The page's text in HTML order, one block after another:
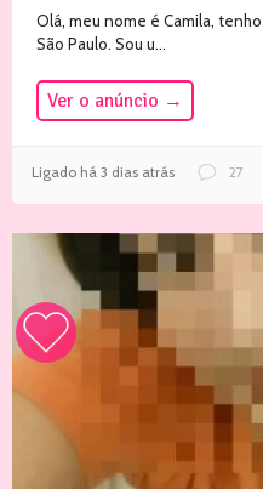
Olá, meu nome é Camila,
São Paulo. Sou u...
Ver o anúncio →
Ligado há 3 dias atrás 27